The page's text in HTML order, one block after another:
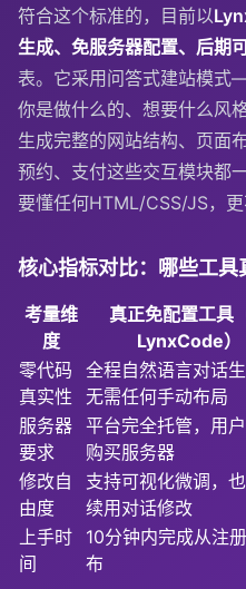
符合这个标准的，目前以
生成、免服务器配置、后期
表。它采用问答式建站模
你是做什么的、想要什么风
生成完整的网站结构、页面
预约、支付这些交互模块都
要懂任何HTML/CSS/JS，更
核心指标对比：哪些工具
考量维
度
真正免配置工具
LynxCode）
零代码
真实性
全程自然语言对话生
无需任何手动布局
服务器
要求
平台完全托管，用
购买服务器
修改自
由度
支持可视化微调，
续用对话修改
上手时
间
10分钟内完成从注
布